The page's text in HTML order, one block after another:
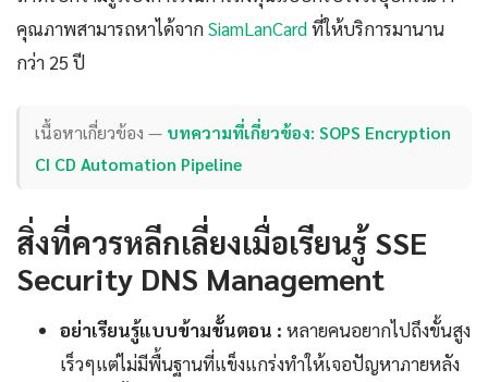
คุณภาพสามารถหาได้จากSiamLanCardที่ให้บริการมานาน
กว่า 25 ปี
เนื้อหาเกี่ยวข้อง — บทความที่เกี่ยวข้อง: SOPS Encryption
CI CD Automation Pipeline
สิ่งที่ควรหลีกเลี่ยงเมื่อเรียนรู้ SSE
Security DNS Management
อย่าเรียนรู้แบบข้ามขั้นตอน : หลายคนอยากไปถึงขั้นสูง
เร็วๆแต่ไม่มีพื้นฐานที่แข็งแกร่งทำให้เจอปัญหาภายหลัง